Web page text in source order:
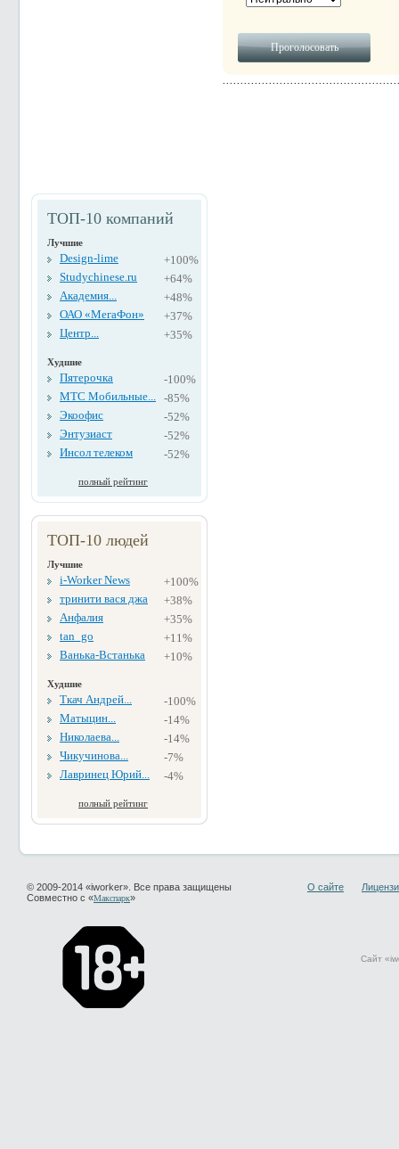
ТОП-10 компаний
Лучшие
Design-lime
+100%
Studychinese.ru
+64%
Академия...
+48%
ОАО «МегаФон»
+37%
Центр...
+35%
Худшие
Пятерочка
-100%
МТС Мобильные... -85%
Экоофис
-52%
Энтузиаст
-52%
Инсол телеком
-52%
полный рейтинг
ТОП-10 людей
Лучшие
i-Worker News
+100%
тринити вася джа
+38%
Анфалия
+35%
tan_go
+11%
Ванька-Встанька
+10%
Худшие
Ткач Андрей...
-100%
Матыцин...
-14%
Николаева...
-14%
Чикучинова...
-7%
Лавринец Юрий...
-4%
полный рейтинг
© 2009-2014 «iworker». Все права защищены
Совместно с «Макспарк»
О сайте
Сайт